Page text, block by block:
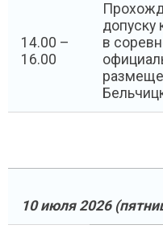
14.00 –
16.00
допуску
в
10 июля 2026